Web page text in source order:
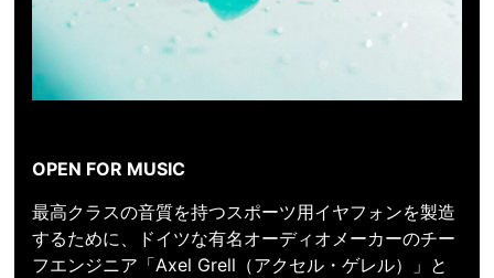
OPEN FOR MUSIC
最高クラスの音質を持つスポーツ用イヤフォンを製造
するために、ドイツな有名オーディオメーカーのチー
フエンジニア「Axel Grell（アクセル・ゲレル）」と